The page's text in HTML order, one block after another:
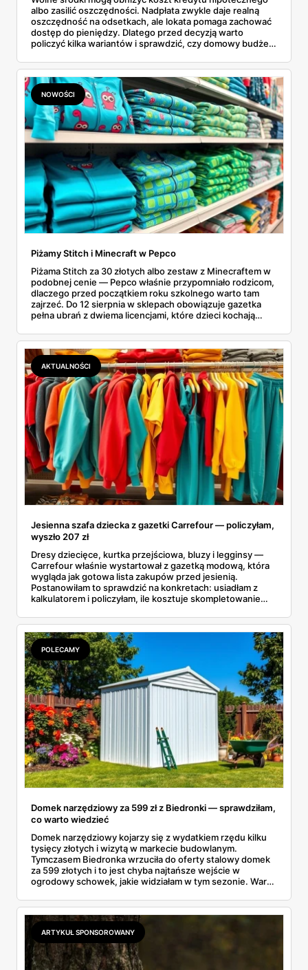
albo zasilić oszczędności. Nadpłata zwykle daje realną
oszczędność na odsetkach, ale lokata pomaga zachować
dostęp do pieniędzy. Dlatego przed decyzją warto
policzyć kilka wariantów i sprawdzić, czy domowy budżet
NOWOŚCI
Piżamy Stitch i Minecraft w Pepco
Piżama Stitch za 30 złotych albo zestaw z Minecraftem w
podobnej cenie — Pepco właśnie przypomniało rodzicom,
dlaczego przed początkiem roku szkolnego warto tam
zajrzeć. Do 12 sierpnia w sklepach obowiązuje gazetka
pełna ubrań z dwiema licencjami, które dzieci kochają
ceny z Sinsay, Reserved i H&M. I powiem szczerze:
różnice bywają większe, niż się spodziewałam. Sprawdź,
co dokładnie znajdziesz na półkach i dlaczego lepiej się
pospieszyć.
AKTUALNOŚCI
Jesienna szafa dziecka z gazetki Carrefour — policzyłam,
wyszło 207 zł
Dresy dziecięce, kurtka przejściowa, bluzy i legginsy —
Carrefour właśnie wystartował z gazetką modową, która
wygląda jak gotowa lista zakupów przed jesienią.
Postanowiłam to sprawdzić na konkretach: usiadłam z
kalkulatorem i policzyłam, ile kosztuje skompletowanie
niecałe 207 złotych za siedem rzeczy, od t-shirtu po
kurtkę. A dla starszaków są jeszcze markowe dresy Puma
i Everlast w cenach, które miło zaskakują.
POLECAMY
Domek narzędziowy za 599 zł z Biedronki — sprawdziłam,
co warto wiedzieć
Domek narzędziowy kojarzy się z wydatkiem rzędu kilku
tysięcy złotych i wizytą w markecie budowlanym.
Tymczasem Biedronka wrzuciła do oferty stalowy domek
za 599 złotych i to jest chyba najtańsze wejście w
ogrodowy schowek, jakie widziałam w tym sezonie. Warto
obiekt trzeba gdzieś zgłaszać i jak przygotować miejsce,
żeby konstrukcja nie odleciała przy pierwszej jesiennej
wichurze.
ARTYKUŁ SPONSOROWANY